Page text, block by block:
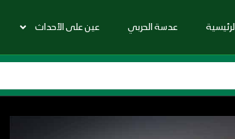
الرئيسية عدسة الحربي عين على الأحداث